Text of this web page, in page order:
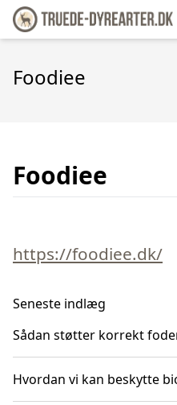
Foodiee
Foodiee
https://foodiee.dk/
Seneste indlæg
Sådan støtter korrekt
Hvordan vi kan beskytte